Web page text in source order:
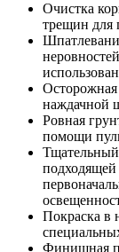
Очистка
трещин для
Осторожная
наждачной
Ровная
помощи
подходящей
Покраска в
Финишная